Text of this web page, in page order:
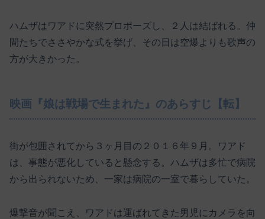
ハムザはワアドに突然プロポーズし、２人は結ばれる。仲
間たちでささやかな式を挙げ、その日は空爆よりも歌声の
方が大きかった。
映画『娘は戦場で生まれた』のあらすじ【転】
街が包囲されてから３ヶ月目の２０１６年９月。ワアド
は、事態が悪化していると懸念する。ハムザは多忙で病院
から出られないため、一家は病院の一室で暮らしていた。
爆撃音が聞こえ、ワアドは運ばれてきた男児にカメラを向